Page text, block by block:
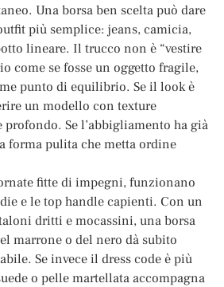
Una borsa ben scelta può dare
più semplice: jeans, camicia,
lineare. Il trucco non è “vestire
come se fosse un oggetto fragile,
punto di equilibrio. Se il look è
un modello con texture
Se l’abbigliamento ha già
forma pulita che metta ordine
fitte di impegni, funzionano
e le top handle capienti. Con un
dritti e mocassini, una borsa
marrone o del nero dà subito
Se invece il dress code è più
o pelle martellata accompagna